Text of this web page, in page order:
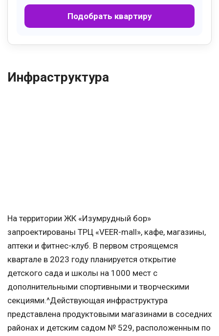
Подобрать квартиру
Инфраструктура
На территории ЖК «Изумрудный бор»
запроектированы ТРЦ «VEER-mall», кафе, магазины,
аптеки и фитнес-клуб. В первом строящемся
квартале в 2023 году планируется открытие
детского сада и школы на 1000 мест с
дополнительными спортивными и творческими
секциями.^Действующая инфраструктура
представлена продуктовыми магазинами в соседних
районах и детским садом № 529, расположенным по